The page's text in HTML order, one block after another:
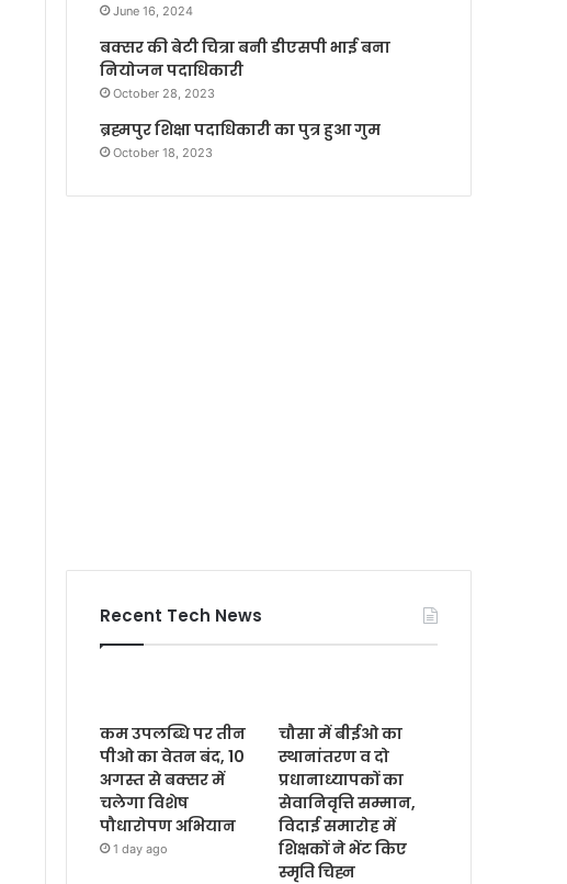
June 16, 2024
बक्सर की बेटी चित्रा बनी डीएसपी भाई बना
नियोजन पदाधिकारी
October 28, 2023
ब्रह्मपुर शिक्षा पदाधिकारी का पुत्र हुआ गुम
October 18, 2023
Recent Tech News
कम उपलब्धि पर तीन
पीओ का वेतन बंद, 10
अगस्त से बक्सर में
चलेगा विशेष
पौधारोपण अभियान
1 day ago
चौसा में बीईओ का
स्थानांतरण व दो
प्रधानाध्यापकों का
सेवानिवृत्ति सम्मान,
विदाई समारोह में
शिक्षकों ने भेंट किए
स्मृति चिह्न